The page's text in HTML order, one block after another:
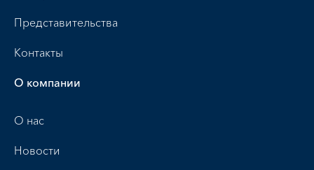
Представительства
Контакты
О компании
О нас
Новости